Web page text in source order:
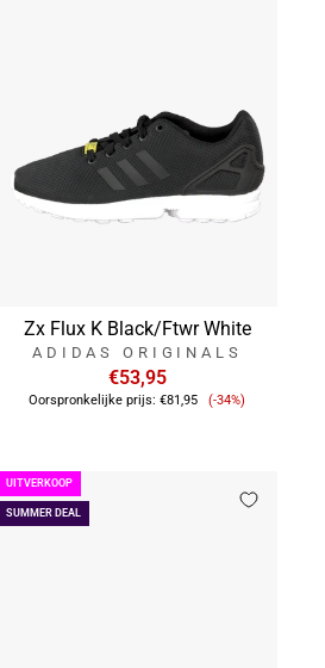
Zx Flux K Black/Ftwr White
ADIDAS ORIGINALS
€53,95
Oorspronkelijke prijs:€81,95 Verkoopprijs
(-34%)
SUMMER DEAL
UITVERKOOP